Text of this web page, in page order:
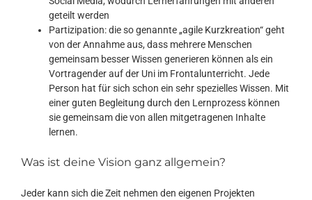
geteilt werden
Partizipation: die so genannte „agile Kurzkreation“ geht
von der Annahme aus, dass mehrere Menschen
gemeinsam besser Wissen generieren können als ein
Vortragender auf der Uni im Frontalunterricht. Jede
Person hat für sich schon ein sehr spezielles Wissen. Mit
einer guten Begleitung durch den Lernprozess können
sie gemeinsam die von allen mitgetragenen Inhalte
lernen.
Was ist deine Vision ganz allgemein?
Jeder kann sich die Zeit nehmen den eigenen Projekten